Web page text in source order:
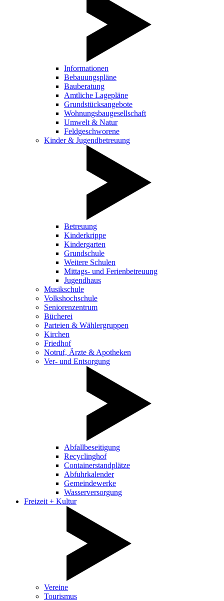
Informationen
Bebauungspläne
Bauberatung
Amtliche Lagepläne
Grundstücksangebote
Wohnungsbaugesellschaft
Umwelt & Natur
Feldgeschworene
Kinder & Jugendbetreuung
Betreuung
Kinderkrippe
Kindergarten
Grundschule
Weitere Schulen
Mittags- und Ferienbetreuung
Jugendhaus
Musikschule
Volkshochschule
Seniorenzentrum
Bücherei
Parteien & Wählergruppen
Kirchen
Friedhof
Notruf, Ärzte & Apotheken
Ver- und Entsorgung
Abfallbeseitigung
Recyclinghof
Containerstandplätze
Abfuhrkalender
Gemeindewerke
Wasserversorgung
Freizeit + Kultur
Vereine
Tourismus